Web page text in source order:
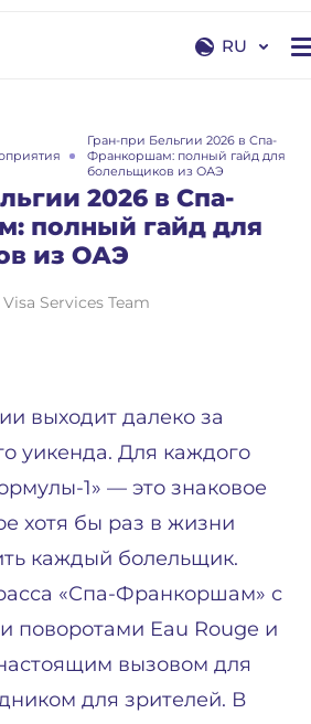
RU
RU
Гран-при Бельгии 2026 в Спа-
Франкоршам: полный гайд для
болельщиков из ОАЭ
2026 в Спа-
полный гайд для
из ОАЭ
Visa Services Team
выходит далеко за
уикенда. Для каждого
1» — это знаковое
хотя бы раз в жизни
каждый болельщик.
«Спа-Франкоршам» с
поворотами Eau Rouge и
вызовом для
для зрителей. В